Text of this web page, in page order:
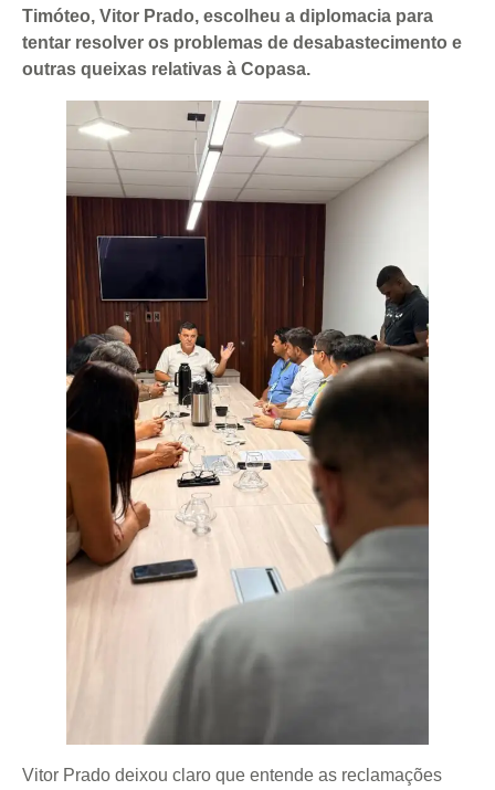
Timóteo, Vitor Prado, escolheu a diplomacia para
tentar resolver os problemas de desabastecimento e
outras queixas relativas à Copasa.
Vitor Prado deixou claro que entende as reclamações